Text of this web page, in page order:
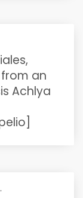
an
Achlya